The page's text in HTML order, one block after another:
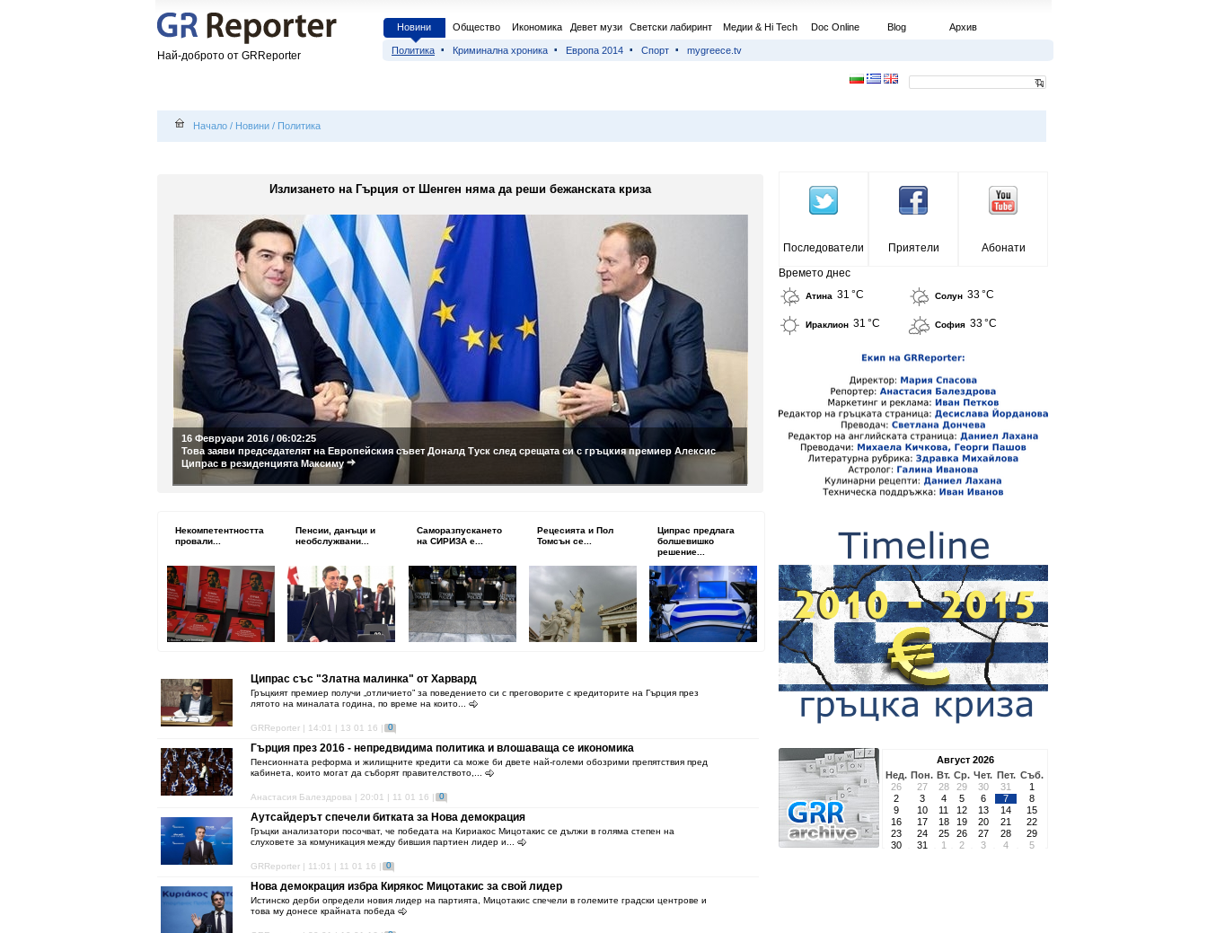
Най-доброто от GRReporter
Новини Общество Икономика Девет музи Светски лабиринт Медии & Hi Tech Doc Online Blog Архив
Политика Криминална хроника Европа 2014 Спорт mygreece.tv
Начало / Новини / Политика
Излизането на Гърция от Шенген няма да реши бежанската криза
16 Февруари 2016 / 06:02:25
Това заяви председателят на Европейския съвет Доналд Туск след срещата си с гръцкия премиер Алексис
Ципрас в резиденцията Максиму
Некомпетентността
провали...
Пенсии, данъци и
необслужвани...
Саморазпускането
на СИРИЗА е...
Рецесията и Пол
Томсън се...
Ципрас предлага
болшевишко
решение...
Ципрас със "Златна малинка" от Харвард
Гръцкият премиер получи „отличието” за поведението си с преговорите с кредиторите на Гърция през
лятото на миналата година, по време на които...
GRReporter | 14:01 | 13 01 16 | 0
Гърция през 2016 - непредвидима политика и влошаваща се икономика
Пенсионната реформа и жилищните кредити са може би двете най-големи обозрими препятствия пред
кабинета, които могат да съборят правителството,...
Анастасия Балездрова | 20:01 | 11 01 16 | 0
Аутсайдерът спечели битката за Нова демокрация
Гръцки анализатори посочват, че победата на Кириакос Мицотакис се дължи в голяма степен на
слуховете за комуникация между бившия партиен лидер и...
GRReporter | 11:01 | 11 01 16 | 0
Нова демокрация избра Кирякос Мицотакис за свой лидер
Истинско дерби определи новия лидер на партията, Мицотакис спечели в големите градски центрове и
това му донесе крайната победа
Последователи Приятели
Абонати
Времето днес
Атина 31 °C Солун 33 °C
Ираклион 31 °C София 33 °C
Август 2026
Нед. Пон. Вт. Ср. Чет. Пет. Съб.
26
27 28 29 30 31
1
2
3 4 5 6 7
8
9
10 11 12 13 14
15
16
17 18 19 20 21
22
23
24 25 26 27 28
29
30
31 1 2 3 4 5